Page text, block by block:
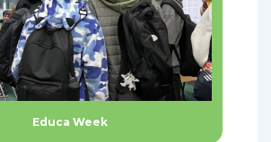
Educa Week